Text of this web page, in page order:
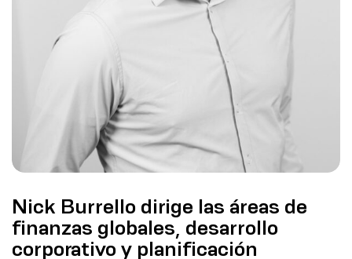
Nick Burrello dirige las áreas de
finanzas globales, desarrollo
corporativo y planificación